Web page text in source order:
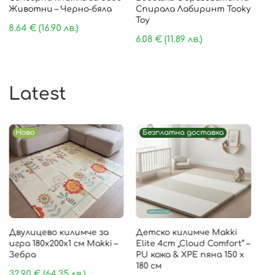
Животни – Черно-бяла
8.64 € (16.90 лв.)
Спирала Лабиринт Tooky
Toy
6.08€ (11.89 лв.)
Latest
Ново
Двулицево килимче за
игра 180х200х1 см Makki –
Зебра
Безплатна доставка
Детско килимче Makki
Elite 4cm „Cloud Comfort“ –
PU кожа & XPE пяна 150 х
180 см